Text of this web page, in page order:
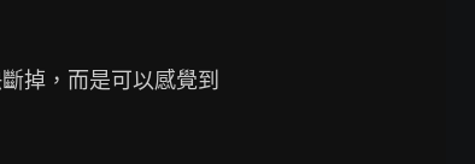
掉，而是可以感覺到